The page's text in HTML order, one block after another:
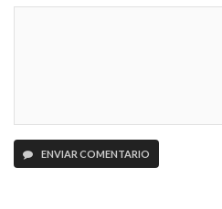
ENVIAR COMENTARIO